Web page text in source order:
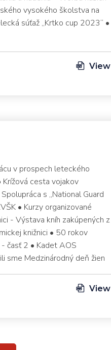
vysokého školstva na
súťaž „Krtko cup 2023“ •
View
v prospech leteckého
Krížová cesta vojakov
s „National Guard
• Kurzy organizované
- Výstava kníh zakúpených z
knižnici • 50 rokov
časť 2 • Kadet AOS
sme Medzinárodný deň žien
View